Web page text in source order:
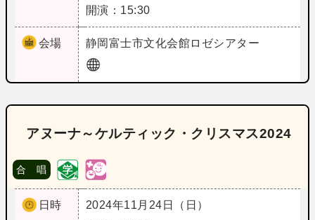
開演：15:30
会場 静岡富士市文化会館ロゼシアター
アヌーナ～ケルティック・クリスマス2024
合 唱
日時
2024年11月24日（日）